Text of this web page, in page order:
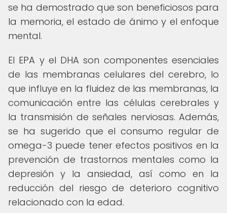
se ha demostrado que son beneficiosos para
la memoria, el estado de ánimo y el enfoque
mental.
El EPA y el DHA son componentes esenciales
de las membranas celulares del cerebro, lo
que influye en la fluidez de las membranas, la
comunicación entre las células cerebrales y
la transmisión de señales nerviosas. Además,
se ha sugerido que el consumo regular de
omega-3 puede tener efectos positivos en la
prevención de trastornos mentales como la
depresión y la ansiedad, así como en la
reducción del riesgo de deterioro cognitivo
relacionado con la edad.